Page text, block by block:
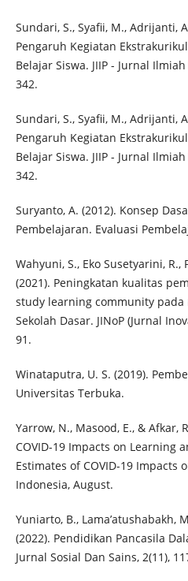
Sundari, S., Syafii, M., Adrijanti,
Pengaruh Kegiatan
Belajar Siswa. JIIP - Jurnal
342.
Sundari, S., Syafii, M., Adrijanti,
Pengaruh Kegiatan
Belajar Siswa. JIIP - Jurnal
342.
Suryanto, A. (2012). Konsep
Pembelajaran. Evaluasi
Wahyuni, S., Eko Susetyarini, R.,
(2021). Peningkatan kualitas
study learning community pada
Sekolah Dasar. JINoP (Jurnal
91.
Winataputra, U. S. (2019).
Universitas Terbuka.
Yarrow, N., Masood, E., & Afkar,
COVID-19 Impacts on Learning
Estimates of COVID-19 Impacts
Indonesia, August.
Yuniarto, B., Lama’atushabakh,
(2022). Pendidikan Pancasila
Jurnal Sosial Dan Sains, 2(11),